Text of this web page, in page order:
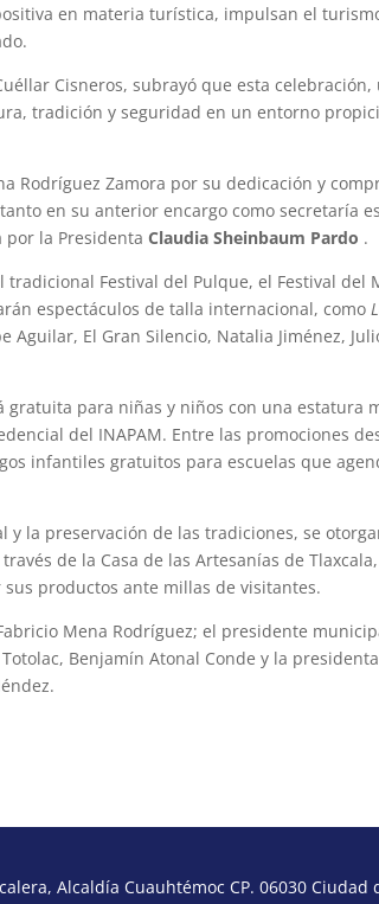
en materia turística, impulsan el
Cisneros, subrayó que esta celebración,
tradición y seguridad en un entorno
Rodríguez Zamora por su dedicación y
en su anterior encargo como secretaría
por la PresidentaClaudia Sheinbaum Pardo .
Festival del Pulque, el Festival del
espectáculos de talla internacional, como
Aguilar, El Gran Silencio, Natalia Jiménez,
gratuita para niñas y niños con una estatura
del INAPAM. Entre las promociones
infantiles gratuitos para escuelas que
la preservación de las tradiciones, se
de la Casa de las Artesanías de
productos ante millas de visitantes.
Mena Rodríguez; el presidente
Benjamín Atonal Conde y la presidenta
Alcaldía Cuauhtémoc CP. 06030 Ciudad